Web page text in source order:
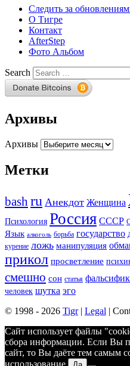
Следить за
О Тигре
Контакт
AfterStep
Фото Альбом
Search
Архивы
Архивы
Метки
bashru Анекдот Женщина
Психология Россия СССР
Язык алкоголь борьба государство
курение ложь манипуляция
прикол просветление
смешно сон статья
человек шутка эго
© 1998 - 2026 Tigr| Legal |
Сайт использует файлы
сбора информации. Если Вы
сайт, то Вы даёте тем самым
использование.